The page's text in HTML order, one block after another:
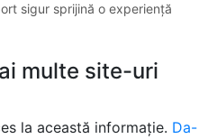
sigur sprijină o experiență
multe site-uri
la această informație. Da-